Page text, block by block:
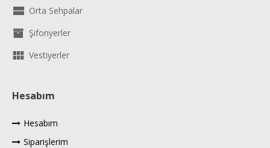
Orta Sehpalar
Şifonyerler
Vestiyerler
Hesabım
Hesabım
Siparişlerim